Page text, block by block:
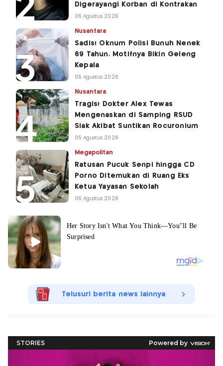
Digerayangi Korban di Kontrakan
06 Agustus 2026
Nusantara
Sadis! Oknum Polisi Bunuh Nenek
69 Tahun, Motifnya Bikin Geleng
Kepala
05 Agustus 2026
Nusantara
Tragis! Dokter Alex Tewas
Mengenaskan di Samping RSUD
Siak Akibat Suntikan Rocuronium
05 Agustus 2026
Megapolitan
Ratusan Pucuk Senpi hingga CD
Porno Ditemukan di Ruang Eks
Ketua Yayasan Sekolah
06 Agustus 2026
Telusuri berita news lainnya